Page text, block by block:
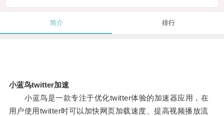
简介 排行
小蓝鸟twitter加速
小蓝鸟是一款专注于优化twitter体验的加速器应用，在
用户使用twitter时可以加快网页加载速度、提高视频播放流